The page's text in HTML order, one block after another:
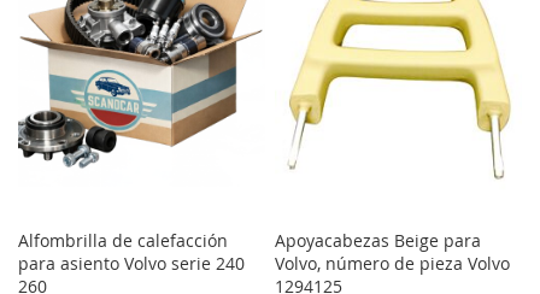
Alfombrilla de calefacción
para asiento Volvo serie 240
260
Apoyacabezas Beige para
Volvo, número de pieza Volvo
1294125